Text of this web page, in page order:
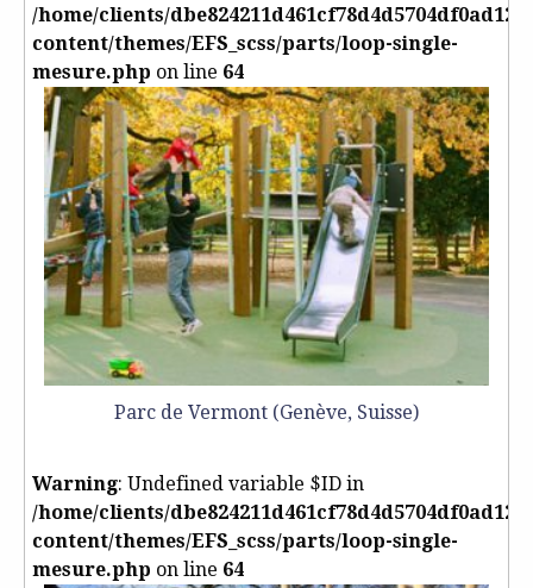
/home/clients/
content/themes/EFS_scss/parts/loop-single-
mesure.php on line 64
Parc de Vermont (Genève, Suisse)
Warning: Undefined variable $ID in
/home/clients/
content/themes/EFS_scss/parts/loop-single-
mesure.php on line 64